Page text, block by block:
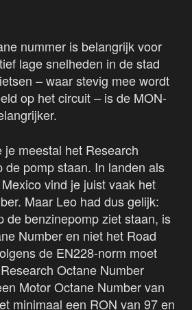
nummer is belangrijk voor
lage snelheden in de stad
– waar stevig mee wordt
op het circuit – is de MON-
je meestal het Research
de pomp staan. In landen als
vind je juist vaak het
Maar Leo had dus gelijk:
de benzinepomp ziet staan, is
Number en niet het Road
de EN228-norm moet
Octane Number
Motor Octane Number van
minimaal een RON van 97 en